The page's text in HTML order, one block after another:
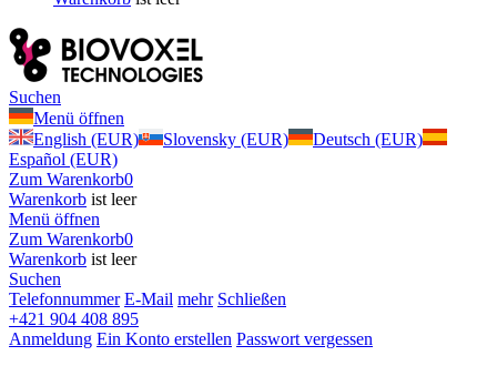
Suchen
Menü öffnen
English (EUR)
Slovensky (EUR)
Deutsch (EUR)
Español (EUR)
Zum Warenkorb0
Warenkorb ist leer
Menü öffnen
Zum Warenkorb0
Warenkorb ist leer
Suchen
Telefonnummer E-Mail mehr Schließen
+421 904 408 895
Anmeldung Ein Konto erstellen Passwort vergessen